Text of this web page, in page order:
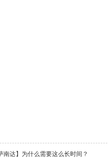
南达】为什么需要这么长时间？